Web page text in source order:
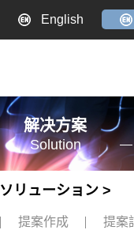
English
解决方案
Solution
ソリューション >
提案作成 提案